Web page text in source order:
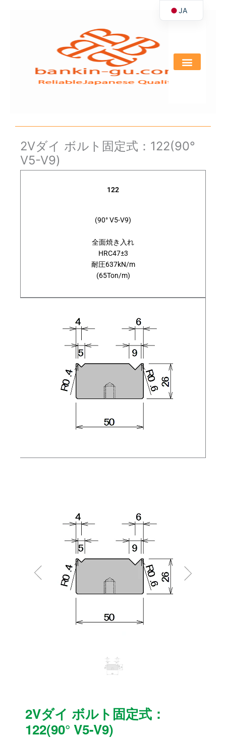
2Vダイ ボルト固定式：122(90°
V5-V9)
122
(90° V5-V9)
全面焼き入れ
HRC47±3
耐圧637kN/m
(65Ton/m)
JA